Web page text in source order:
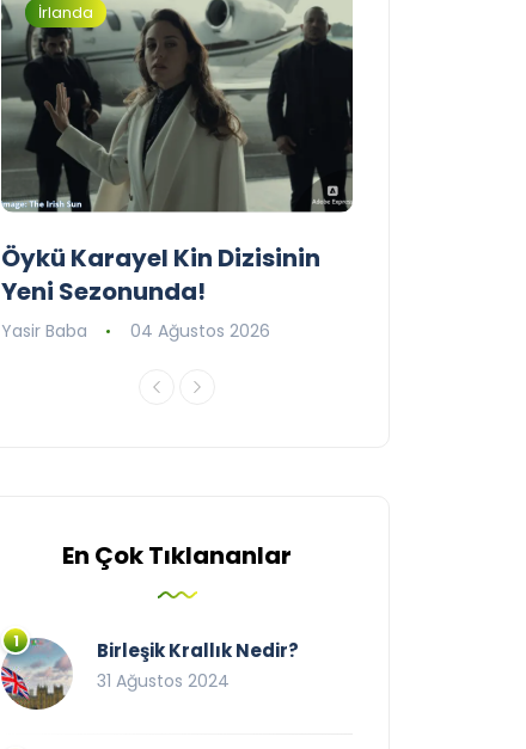
İrlanda
Öykü Karayel Kin Dizisinin
Yeni Sezonunda!
Yasir Baba 04 Ağustos 2026
En Çok Tıklananlar
Birleşik Krallık Nedir?
31 Ağustos 2024